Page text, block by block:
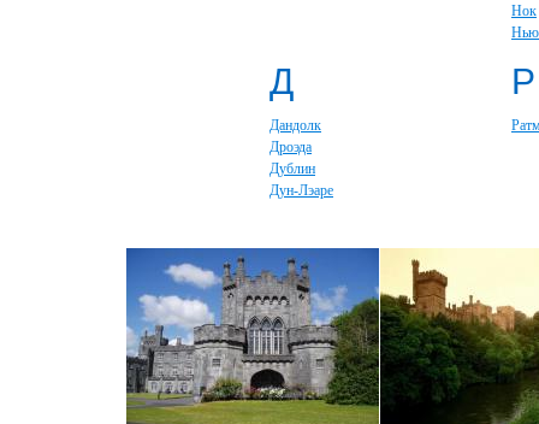
Нок
Д
Дандолк
Дроэда
Дублин
Дун-Лэаре
Р